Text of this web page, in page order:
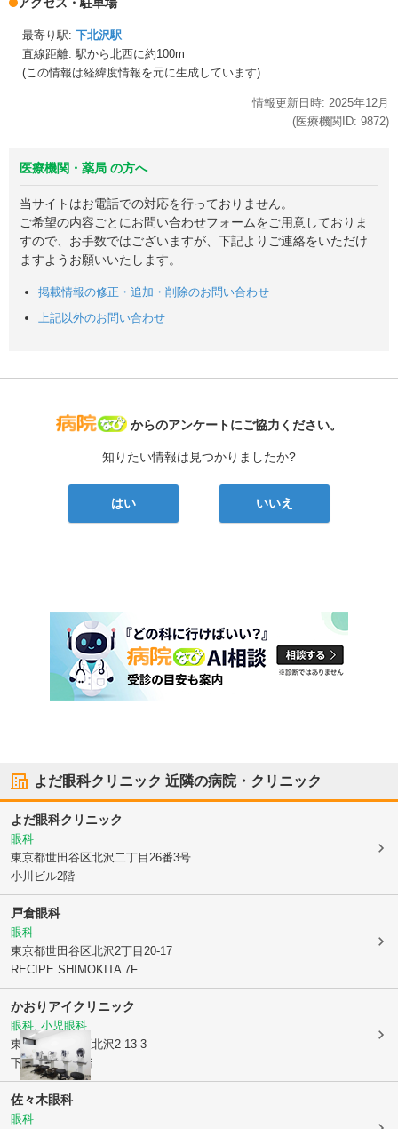
アクセス・駐車場
最寄り駅: 下北沢駅
直線距離: 駅から北西に約100m
(この情報は経緯度情報を元に生成しています)
情報更新日時: 2025年12月
(医療機関ID: 9872)
医療機関・薬局 の方へ
当サイトはお電話での対応を行っておりません。
ご希望の内容ごとにお問い合わせフォームをご用意しておりま
すので、お手数ではございますが、下記よりご連絡をいただけ
ますようお願いいたします。
掲載情報の修正・追加・削除のお問い合わせ
上記以外のお問い合わせ
病院なび
からのアンケートにご協力ください。
知りたい情報は見つかりましたか?
はい いいえ
よだ眼科クリニック 近隣の病院・クリニック
よだ眼科クリニック
眼科
東京都世田谷区北沢二丁目26番3号
小川ビル2階
戸倉眼科
眼科
東京都世田谷区北沢2丁目20-17
RECIPE SHIMOKITA 7F
かおりアイクリニック
眼科, 小児眼科
東京都世田谷区 北沢2-13-3
下北MKビル2階
佐々木眼科
眼科